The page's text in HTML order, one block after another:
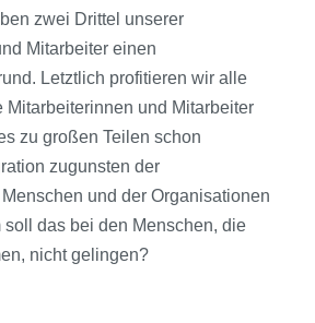
zwei Drittel unserer
Mitarbeiter einen
Letztlich profitieren wir alle
Mitarbeiterinnen und Mitarbeiter
zu großen Teilen schon
zugunsten der
und der Organisationen
soll das bei den Menschen, die
nicht gelingen?